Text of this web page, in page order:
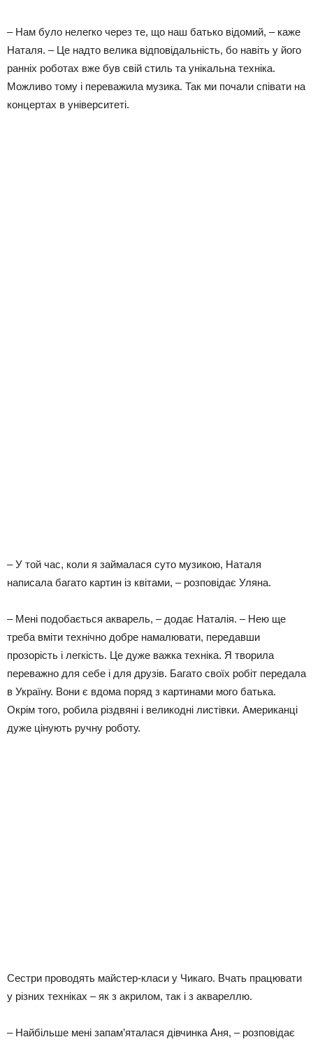
– Нам було нелегко через те, що наш батько відомий, – каже
Наталя. – Це надто велика відповідальність, бо навіть у його
ранніх роботах вже був свій стиль та унікальна техніка.
Можливо тому і переважила музика. Так ми почали співати на
концертах в університеті.
– У той час, коли я займалася суто музикою, Наталя
написала багато картин із квітами, – розповідає Уляна.
– Мені подобається акварель, – додає Наталія. – Нею ще
треба вміти технічно добре намалювати, передавши
прозорість і легкість. Це дуже важка техніка. Я творила
переважно для себе і для друзів. Багато своїх робіт передала
в Україну. Вони є вдома поряд з картинами мого батька.
Окрім того, робила різдвяні і великодні листівки. Американці
дуже цінують ручну роботу.
Сестри проводять майстер-класи у Чикаго. Вчать працювати
у різних техніках – як з акрилом, так і з аквареллю.
– Найбільше мені запам’яталася дівчинка Аня, – розповідає